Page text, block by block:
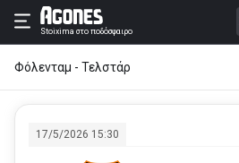
Stoixima στο ποδόσφαιρο
Φόλενταμ - Τελστάρ
17/5/2026 15:30